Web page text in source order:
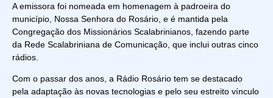
A emissora foi nomeada em homenagem à padroeira do
município, Nossa Senhora do Rosário, e é mantida pela
Congregação dos Missionários Scalabrinianos, fazendo parte
da Rede Scalabriniana de Comunicação, que inclui outras cinco
rádios.
Com o passar dos anos, a Rádio Rosário tem se destacado
pela adaptação às novas tecnologias e pelo seu estreito vínculo